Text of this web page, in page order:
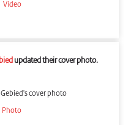
Video
updated their cover photo.
cover photo
Photo